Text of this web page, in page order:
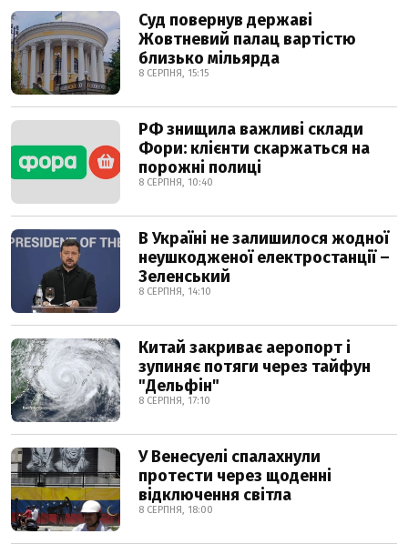
Суд повернув державі
Жовтневий палац вартістю
близько мільярда
8 СЕРПНЯ, 15:15
РФ знищила важливі склади
Фори: клієнти скаржаться на
порожні полиці
8 СЕРПНЯ, 10:40
В Україні не залишилося жодної
неушкодженої електростанції –
Зеленський
8 СЕРПНЯ, 14:10
Китай закриває аеропорт і
зупиняє потяги через тайфун
"Дельфін"
8 СЕРПНЯ, 17:10
У Венесуелі спалахнули
протести через щоденні
відключення світла
8 СЕРПНЯ, 18:00